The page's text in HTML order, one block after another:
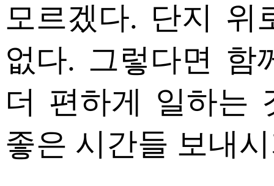
모르겠다. 단지 위
없다. 그렇다면 함
더 편하게 일하는
좋은 시간들 보내